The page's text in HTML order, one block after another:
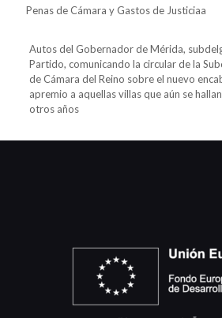
Penas de Cámara y Gastos de Justiciaa
Autos del Gobernador de Mérida,
Partido, comunicando la circular de la
de Cámara del Reino sobre el nuevo
apremio a aquellas villas que aún se
otros años